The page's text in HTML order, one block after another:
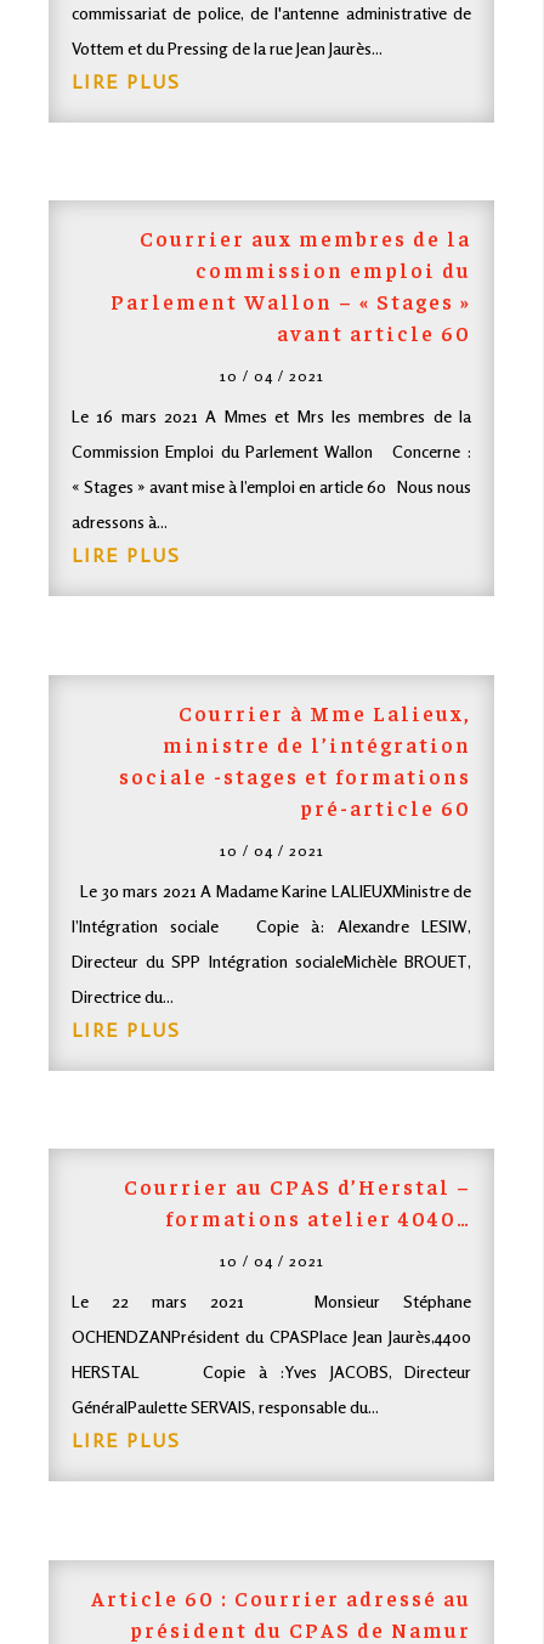
commissariat de police, de l'antenne administrative de
Vottem et du Pressing de la rue Jean Jaurès...
LIRE PLUS
Courrier aux membres de la
commission emploi du
Parlement Wallon – « Stages »
avant article 60
10 / 04 / 2021
Le 16 mars 2021 A Mmes et Mrs les membres de la
Commission Emploi du Parlement Wallon Concerne :
« Stages » avant mise à l’emploi en article 60 Nous nous
adressons à...
LIRE PLUS
Courrier à Mme Lalieux,
ministre de l’intégration
sociale -stages et formations
pré-article 60
10 / 04 / 2021
Le 30 mars 2021 A Madame Karine LALIEUXMinistre de
l’Intégration sociale Copie à: Alexandre LESIW,
Directeur du SPP Intégration socialeMichèle BROUET,
Directrice du...
LIRE PLUS
Courrier au CPAS d’Herstal –
formations atelier 4040…
10 / 04 / 2021
Le 22 mars 2021 Monsieur Stéphane
OCHENDZANPrésident du CPASPlace Jean Jaurès,4400
HERSTAL Copie à :Yves JACOBS, Directeur
GénéralPaulette SERVAIS, responsable du...
LIRE PLUS
Article 60 : Courrier adressé au
président du CPAS de Namur